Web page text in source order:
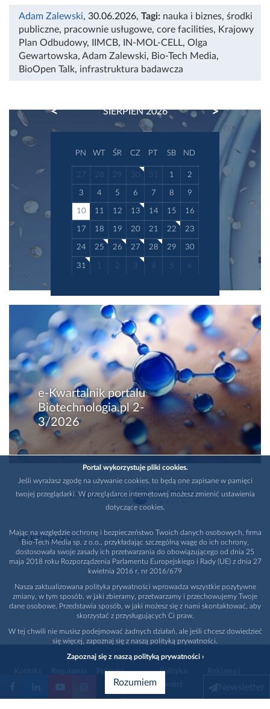
Adam Zalewski, 30.06.2026, Tagi: nauka i biznes, środki
publiczne, pracownie usługowe, core facilities, Krajowy
Plan Odbudowy, IIMCB, IN-MOL-CELL, Olga
Gewartowska, Adam Zalewski, Bio-Tech Media,
BioOpen Talk, infrastruktura badawcza
SIERPIEŃ 2026
PREVIOUS NEXT
PN WT ŚR CZ PT SB ND
27 28 29 30 31 1 2
3 4 5 6 7 8 9
10 11 12 13 14 15 16
17 18 19 20 21 22 23
24 25 26 27 28 29 30
31 1 2 3 4 5 6
e-Kwartalnik portalu
Biotechnologia.pl 2-
3/2026
WYDAWCA
PARTNERZY
Polityka
prywatności
Polityka
promocja
Portal wykorzystuje pliki cookies.
Jeśli wyrażasz zgodę na używanie cookies, to będą one zapisane w pamięci
twojej przeglądarki. W przeglądarce internetowej możesz zmienić ustawienia
dotyczące cookies.
Mając na względzie ochronę i bezpieczeństwo Twoich danych osobowych, firma
Bio-Tech Media sp. z o.o., przykładając szczególną wagę do ich ochrony,
dostosowała swoje zasady ich przetwarzania do obowiązującego od dnia 25
maja 2018 roku Rozporządzenia Parlamentu Europejskiego i Rady (UE) z dnia 27
kwietnia 2016 r. nr 2016/679
Nasza zaktualizowana polityka prywatności wprowadza wszystkie pozytywne
zmiany, w tym sposób, w jaki zbieramy, przetwarzamy i przechowujemy Twoje
dane osobowe. Przedstawia sposób, w jaki możesz się z nami skontaktować, aby
skorzystać z przysługujących Ci praw.
W tej chwili nie musisz podejmować żadnych działań, ale jeśli chcesz dowiedzieć
się więcej, zapoznaj się z naszą polityką prywatności.
Zapoznaj się z naszą polityką prywatności ›
Rozumiem Newsletter